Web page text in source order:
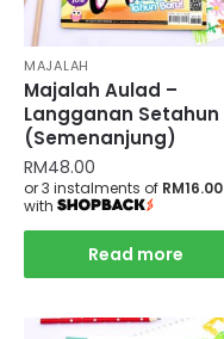
MAJALAH
Majalah Aulad –
Langganan Setahun
(Semenanjung)
RM48.00
or 3 instalments of RM16.00
with
Read more